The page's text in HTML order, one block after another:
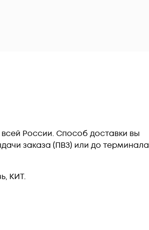
всей России. Способ доставки вы
заказа (ПВЗ) или до терминала
КИТ.